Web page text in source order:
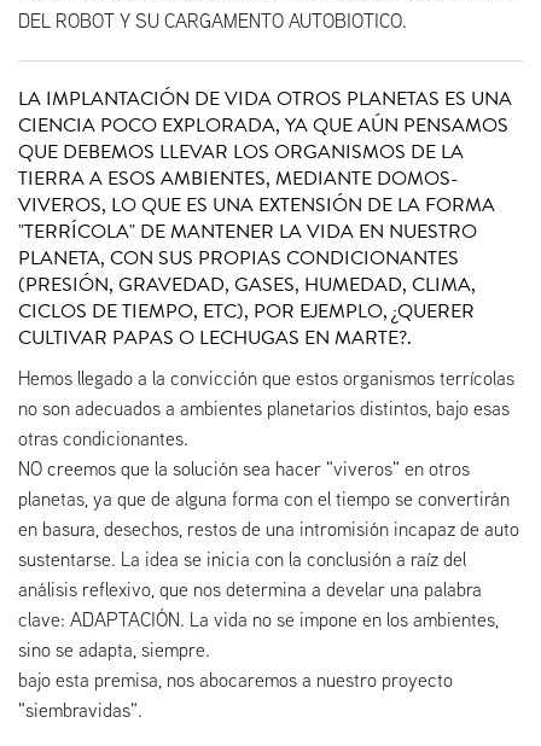
DEL ROBOT Y SU CARGAMENTO AUTOBIOTICO.
LA IMPLANTACIÓN DE VIDA OTROS PLANETAS ES UNA
CIENCIA POCO EXPLORADA, YA QUE AÚN PENSAMOS
QUE DEBEMOS LLEVAR LOS ORGANISMOS DE LA
TIERRA A ESOS AMBIENTES, MEDIANTE DOMOS-
VIVEROS, LO QUE ES UNA EXTENSIÓN DE LA FORMA
"TERRÍCOLA" DE MANTENER LA VIDA EN NUESTRO
PLANETA, CON SUS PROPIAS CONDICIONANTES
(PRESIÓN, GRAVEDAD, GASES, HUMEDAD, CLIMA,
CICLOS DE TIEMPO, ETC), POR EJEMPLO, ¿QUERER
CULTIVAR PAPAS O LECHUGAS EN MARTE?.
Hemos llegado a la convicción que estos organismos terrícolas
no son adecuados a ambientes planetarios distintos, bajo esas
otras condicionantes.
NO creemos que la solución sea hacer "viveros" en otros
planetas, ya que de alguna forma con el tiempo se convertirán
en basura, desechos, restos de una intromisión incapaz de auto
sustentarse. La idea se inicia con la conclusión a raíz del
análisis reflexivo, que nos determina a develar una palabra
clave: ADAPTACIÓN. La vida no se impone en los ambientes,
sino se adapta, siempre.
bajo esta premisa, nos abocaremos a nuestro proyecto
"siembravidas".